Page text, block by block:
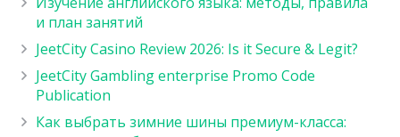
и план занятий
JeetCity Casino Review 2026: Is it Secure & Legit?
JeetCity Gambling enterprise Promo Code
Publication
Как выбрать зимние шины премиум-класса: